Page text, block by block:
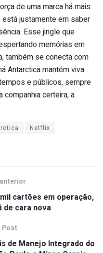
de uma marca há mais
justamente em saber
Esse jingle que
memórias em
também se conecta com
Antarctica mantém viva
e públicos, sempre
certeira, a
Netflix
cartões em operação,
de cara nova
Post
de Manejo Integrado do